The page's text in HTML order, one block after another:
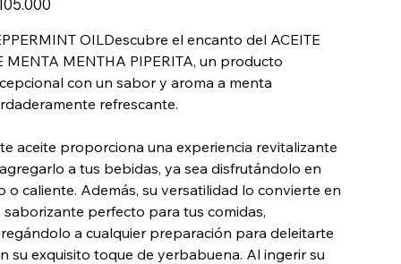
OILDescubre el encanto del ACEITE
MENTA MENTHA PIPERITA, un producto
con un sabor y aroma a menta
refrescante.
aceite proporciona una experiencia revitalizante
a tus bebidas, ya sea disfrutándolo en
o caliente. Además, su versatilidad lo convierte en
saborizante perfecto para tus comidas,
a cualquier preparación para deleitarte
su exquisito toque de yerbabuena. Al ingerir su